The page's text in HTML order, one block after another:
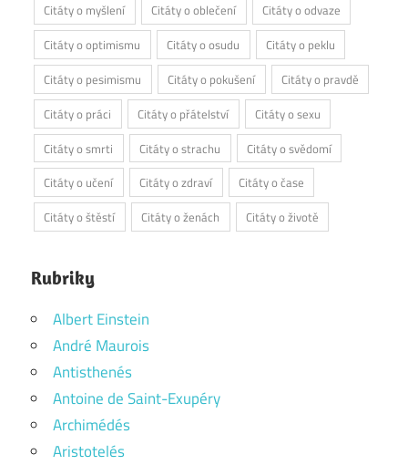
Citáty o myšlení Citáty o oblečení
Citáty o odvaze
Citáty o optimismu
Citáty o osudu
Citáty o peklu
Citáty o pesimismu
Citáty o pokušení
Citáty o pravdě
Citáty o práci
Citáty o přátelství
Citáty o sexu
Citáty o smrti
Citáty o strachu
Citáty o svědomí
Citáty o učení
Citáty o zdraví
Citáty o čase
Citáty o štěstí
Citáty o ženách Citáty o životě
Rubriky
Albert Einstein
André Maurois
Antisthenés
Antoine de Saint-Exupéry
Archimédés
Aristotelés